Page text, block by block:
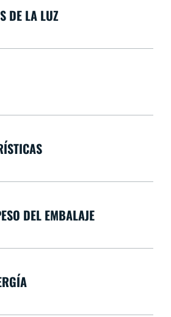
DE LA LUZ
DEL EMBALAJE